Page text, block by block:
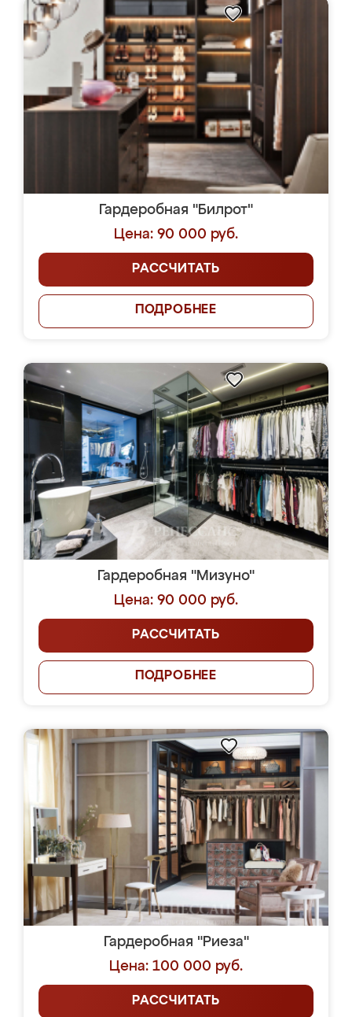
Гардеробная "Билрот"
Цена: 90 000 руб.
РАССЧИТАТЬ
ПОДРОБНЕЕ
Гардеробная "Мизуно"
Цена: 90 000 руб.
РАССЧИТАТЬ
ПОДРОБНЕЕ
Гардеробная "Риеза"
Цена: 100 000 руб.
РАССЧИТАТЬ